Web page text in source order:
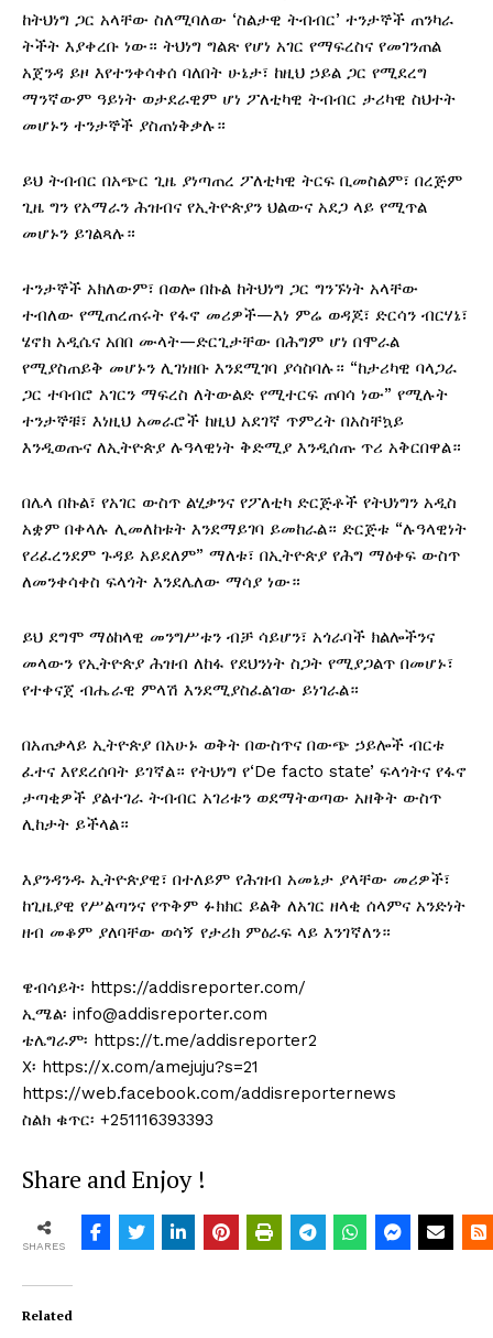
ከትህነግ ጋር አላቸው ስለሚባለው ‘ስልታዊ ትብብር’ ተንታኞች ጠንካራ
ትችት እያቀረቡ ነው። ትህነግ ግልጽ የሆነ አገር የማፍረስና የመገንጠል
አጀንዳ ይዞ እየተንቀሳቀሰ ባለበት ሁኔታ፣ ከዚህ ኃይል ጋር የሚደረግ
ማንኛውም ዓይነት ወታደራዊም ሆነ ፖለቲካዊ ትብብር ታሪካዊ ስህተት
መሆኑን ተንታኞች ያስጠነቅቃሉ።
ይህ ትብብር በአጭር ጊዜ ያነጣጠረ ፖለቲካዊ ትርፍ ቢመስልም፣ በረጅም
ጊዜ ግን የአማራን ሕዝብና የኢትዮጵያን ህልውና አደጋ ላይ የሚጥል
መሆኑን ይገልጻሉ።
ተንታኞች አክለውም፣ በወሎ በኩል ከትህነግ ጋር ግንኙነት አላቸው
ተብለው የሚጠረጠሩት የፋኖ መሪዎች—እነ ምሬ ወዳጆ፣ ድርሳን ብርሃኔ፣
ሄኖክ አዲሴና አበበ ሙላት—ድርጊታቸው በሕግም ሆነ በሞራል
የሚያስጠይቅ መሆኑን ሊገነዘቡ እንደሚገባ ያሳስባሉ። “ከታሪካዊ ባላጋራ
ጋር ተባብሮ አገርን ማፍረስ ለትውልድ የሚተርፍ ጠባሳ ነው” የሚሉት
ተንታኞቹ፣ እነዚህ አመራሮች ከዚህ አደገኛ ጥምረት በአስቸኳይ
እንዲወጡና ለኢትዮጵያ ሉዓላዊነት ቅድሚያ እንዲሰጡ ጥሪ አቅርበዋል።
በሌላ በኩል፣ የአገር ውስጥ ልሂቃንና የፖለቲካ ድርጅቶች የትህነግን አዲስ
አቋም በቀላሉ ሊመለከቱት እንደማይገባ ይመከራል። ድርጅቱ “ሉዓላዊነት
የሪፈረንደም ጉዳይ አይደለም” ማለቱ፣ በኢትዮጵያ የሕግ ማዕቀፍ ውስጥ
ለመንቀሳቀስ ፍላጎት እንደሌለው ማሳያ ነው።
ይህ ደግሞ ማዕከላዊ መንግሥቱን ብቻ ሳይሆን፣ አጎራባች ክልሎችንና
መላውን የኢትዮጵያ ሕዝብ ለከፋ የደህንነት ስጋት የሚያጋልጥ በመሆኑ፣
የተቀናጀ ብሔራዊ ምላሽ እንደሚያስፈልገው ይነገራል።
በአጠቃላይ ኢትዮጵያ በአሁኑ ወቅት በውስጥና በውጭ ኃይሎች ብርቱ
ፈተና እየደረሰባት ይገኛል። የትህነግ የ‘De facto state’ ፍላጎትና የፋኖ
ታጣቂዎች ያልተገራ ትብብር አገሪቱን ወደማትወጣው አዘቅት ውስጥ
ሊከታት ይችላል።
እያንዳንዱ ኢትዮጵያዊ፣ በተለይም የሕዝብ አመኔታ ያላቸው መሪዎች፣
ከጊዜያዊ የሥልጣንና የጥቅም ፉክክር ይልቅ ለአገር ዘላቂ ሰላምና አንድነት
ዘብ መቆም ያለባቸው ወሳኝ የታሪክ ምዕራፍ ላይ እንገኛለን።
ዌብሳይት፡ https://addisreporter.com/
ኢሜል፡ info@addisreporter.com
ቴሌግራም፡ https://t.me/addisreporter2
X፡ https://x.com/amejuju?s=21
https://web.facebook.com/addisreporternews
ስልክ ቁጥር፡ +251116393393
Share and Enjoy !
SHARES
Related